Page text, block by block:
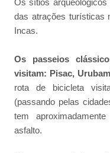
das atrações turísticas
Incas.
Os passeios
visitam: Pisac,
rota de bicicleta
(passando pelas
tem
asfalto.